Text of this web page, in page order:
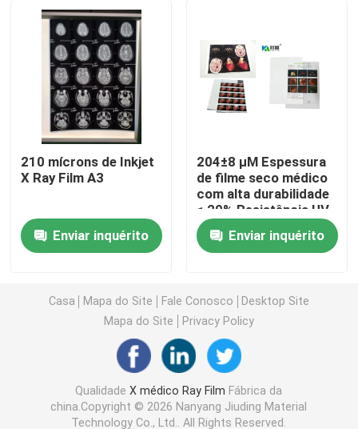
X médico Ray Film
Inkjet X Ray Film
Laser X Ray Film
Filme seco médico
Filme do raio do ANIMAL DE ESTIMAÇÃO X
papel da foto do rc
Filme da transferência térmica
filme térmico médico
210 mícrons de Inkjet
X Ray Film A3
Enviar inquérito
204±8 μM Espessura
de filme seco médico
com alta durabilidade
≤ 20% Resistência UV
à neblina
Enviar inquérito
Casa Mapa do Site Fale Conosco
Desktop Site
Mapa do Site
Privacy Policy
QualidadeX médico Ray Film Fábrica da
china.Copyright © 2026 Nanyang Jiuding Material
Technology Co., Ltd.. All Rights Reserved.